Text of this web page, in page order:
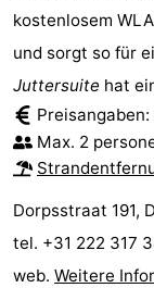
-
Parken
Inselhüpfen
Reisebuchshop
Medizin
Adressen
kostenlosem
und sorgt so für
Juttersuite hat
Max. 2
Dorpsstraat 191,
tel. +31 222 317
web. Weitere